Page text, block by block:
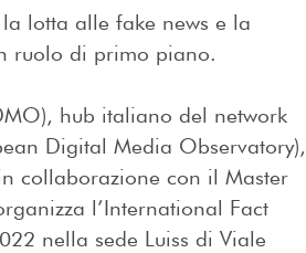
lotta alle fake news e la
ruolo di primo piano.
hub italiano del network
Digital Media Observatory),
collaborazione con il Master
l’International Fact
nella sede Luiss di Viale